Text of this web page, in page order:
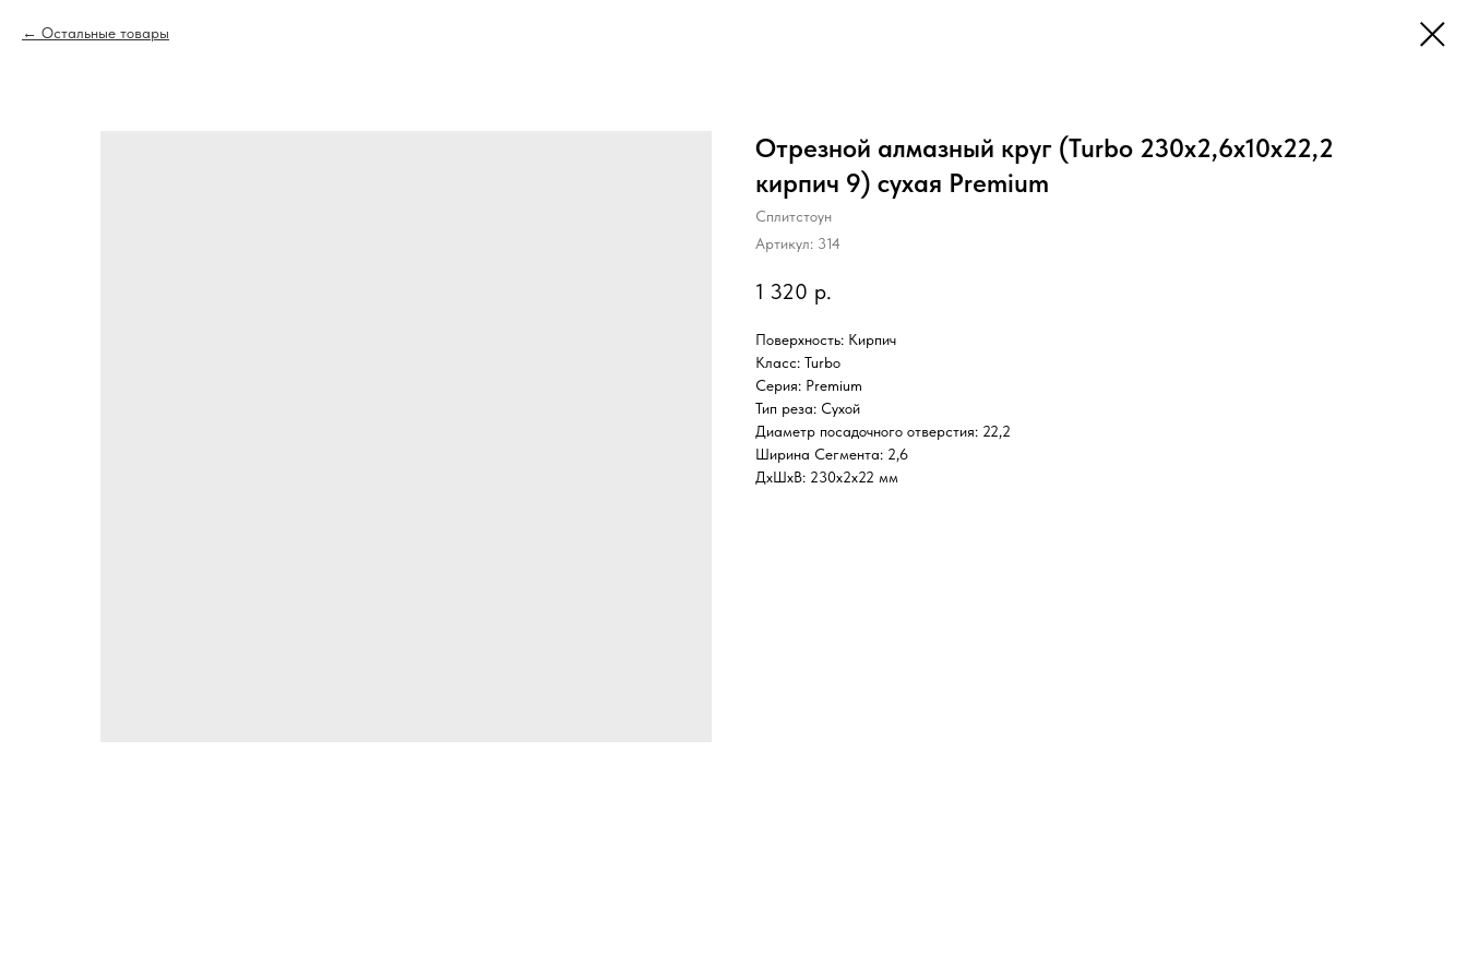
Остальные товары
Отрезной алмазный круг (Turbo 230x2,6x10x22,2
кирпич 9) сухая Premium
Сплитстоун
Артикул: 314
1 320 р.
Поверхность: Кирпич
Класс: Turbo
Серия: Premium
Тип реза: Сухой
Диаметр посадочного отверстия: 22,2
Ширина Сегмента: 2,6
ДxШxВ: 230x2x22 мм